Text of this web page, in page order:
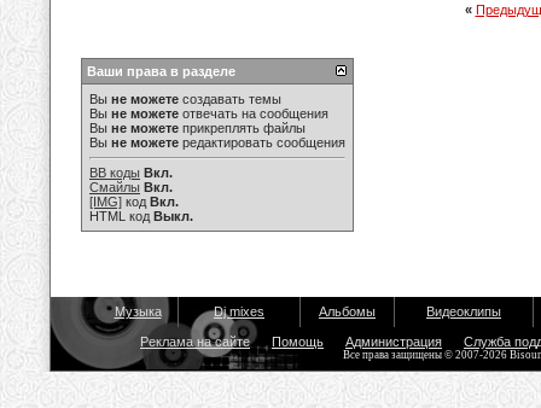
«
Ваши права в разделе
Вы не можете создавать темы
Вы не можете отвечать на сообщения
Вы не можете прикреплять файлы
Вы не можете редактировать сообщения
BB коды Вкл.
Смайлы Вкл.
[IMG] код Вкл.
HTML код Выкл.
Музыка Dj mixes Альбомы Видеоклипы
Реклама на сайте Помощь Администрация Служба
Все права защищены © 2007-2026